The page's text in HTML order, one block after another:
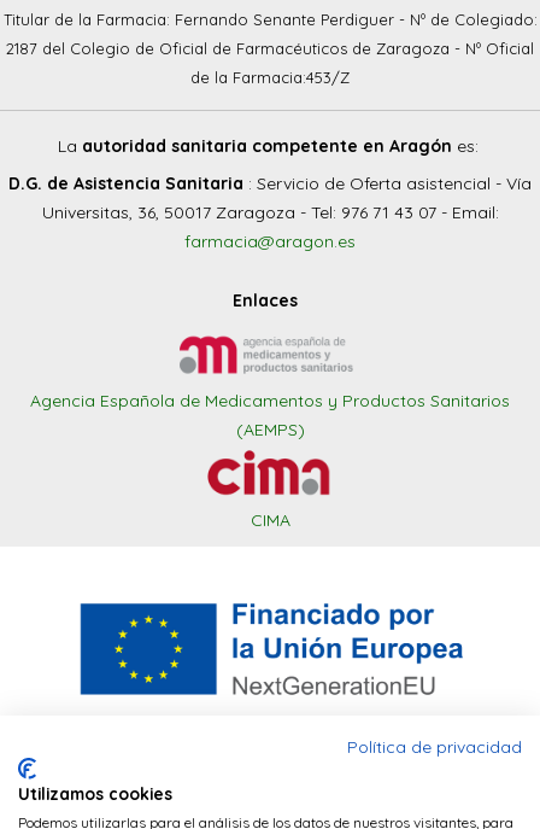
Titular de la Farmacia: Fernando Senante Perdiguer - Nº de Colegiado:
2187 del Colegio de Oficial de Farmacéuticos de Zaragoza - Nº Oficial
de la Farmacia:453/Z
La autoridad sanitaria competente en Aragón es:
D.G. de Asistencia Sanitaria : Servicio de Oferta asistencial - Vía
Universitas, 36, 50017 Zaragoza - Tel: 976 71 43 07 - Email:
farmacia@aragon.es
Enlaces
Agencia Española de Medicamentos y Productos Sanitarios
(AEMPS)
CIMA
Financiado por la Unión Europea – NextGenerationEU. Sin
Política de privacidad
Utilizamos cookies
Podemos utilizarlas para el análisis de los datos de nuestros visitantes, para